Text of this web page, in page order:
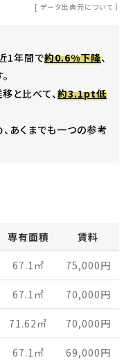
[ データ出典元について ］
1年間で約0.6%下降、
と比べて、 約3.1pt低
あくまでも一つの参考
専有面積 賃料
67.1 ㎡ 75,000円
67.1 ㎡ 70,000円
71.62 ㎡ 70,000円
67.1 ㎡ 69,000円